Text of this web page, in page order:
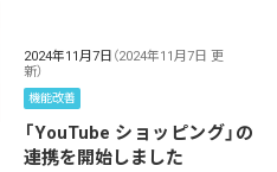
2024年11月7日 （2024年11月7日 更
新）
機能改善
「YouTube ショッピング」の
連携を開始しました